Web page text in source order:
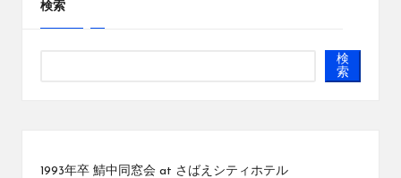
検索
検
索
1993年卒 鯖中同窓会 at さばえシティホテル